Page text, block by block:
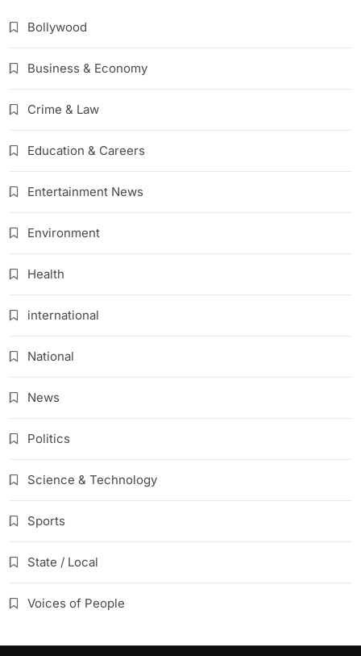
Bollywood
Business & Economy
Crime & Law
Education & Careers
Entertainment News
Environment
Health
international
National
News
Politics
Science & Technology
Sports
State / Local
Voices of People